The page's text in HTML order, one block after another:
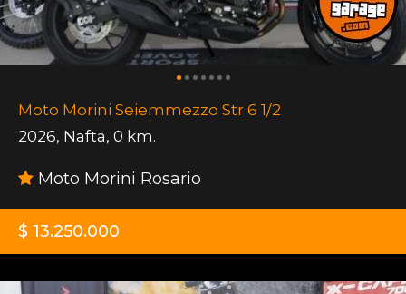
Moto Morini Seiemmezzo Str 6 1/2
2026, Nafta, 0 km.
Moto Morini Rosario
$ 13.250.000